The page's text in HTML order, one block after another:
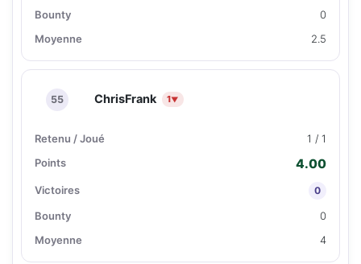
0
2.5
55 ChrisFrank 1▼
1 / 1
4.00
0
0
4